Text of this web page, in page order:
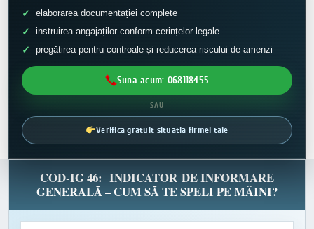
elaborarea documentației complete
instruirea angajaților conform cerințelor legale
pregătirea pentru controale și reducerea riscului de amenzi
Suna acum: 068118455
SAU
Verifica gratuit situatia firmei tale
COD-IG 46: INDICATOR DE INFORMARE
GENERALĂ – CUM SĂ TE SPELI PE MÂINI?